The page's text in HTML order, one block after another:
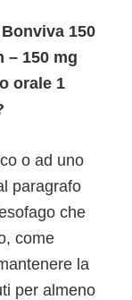
150
– 150 mg
orale 1
o ad uno
paragrafo
che
come
la
per almeno